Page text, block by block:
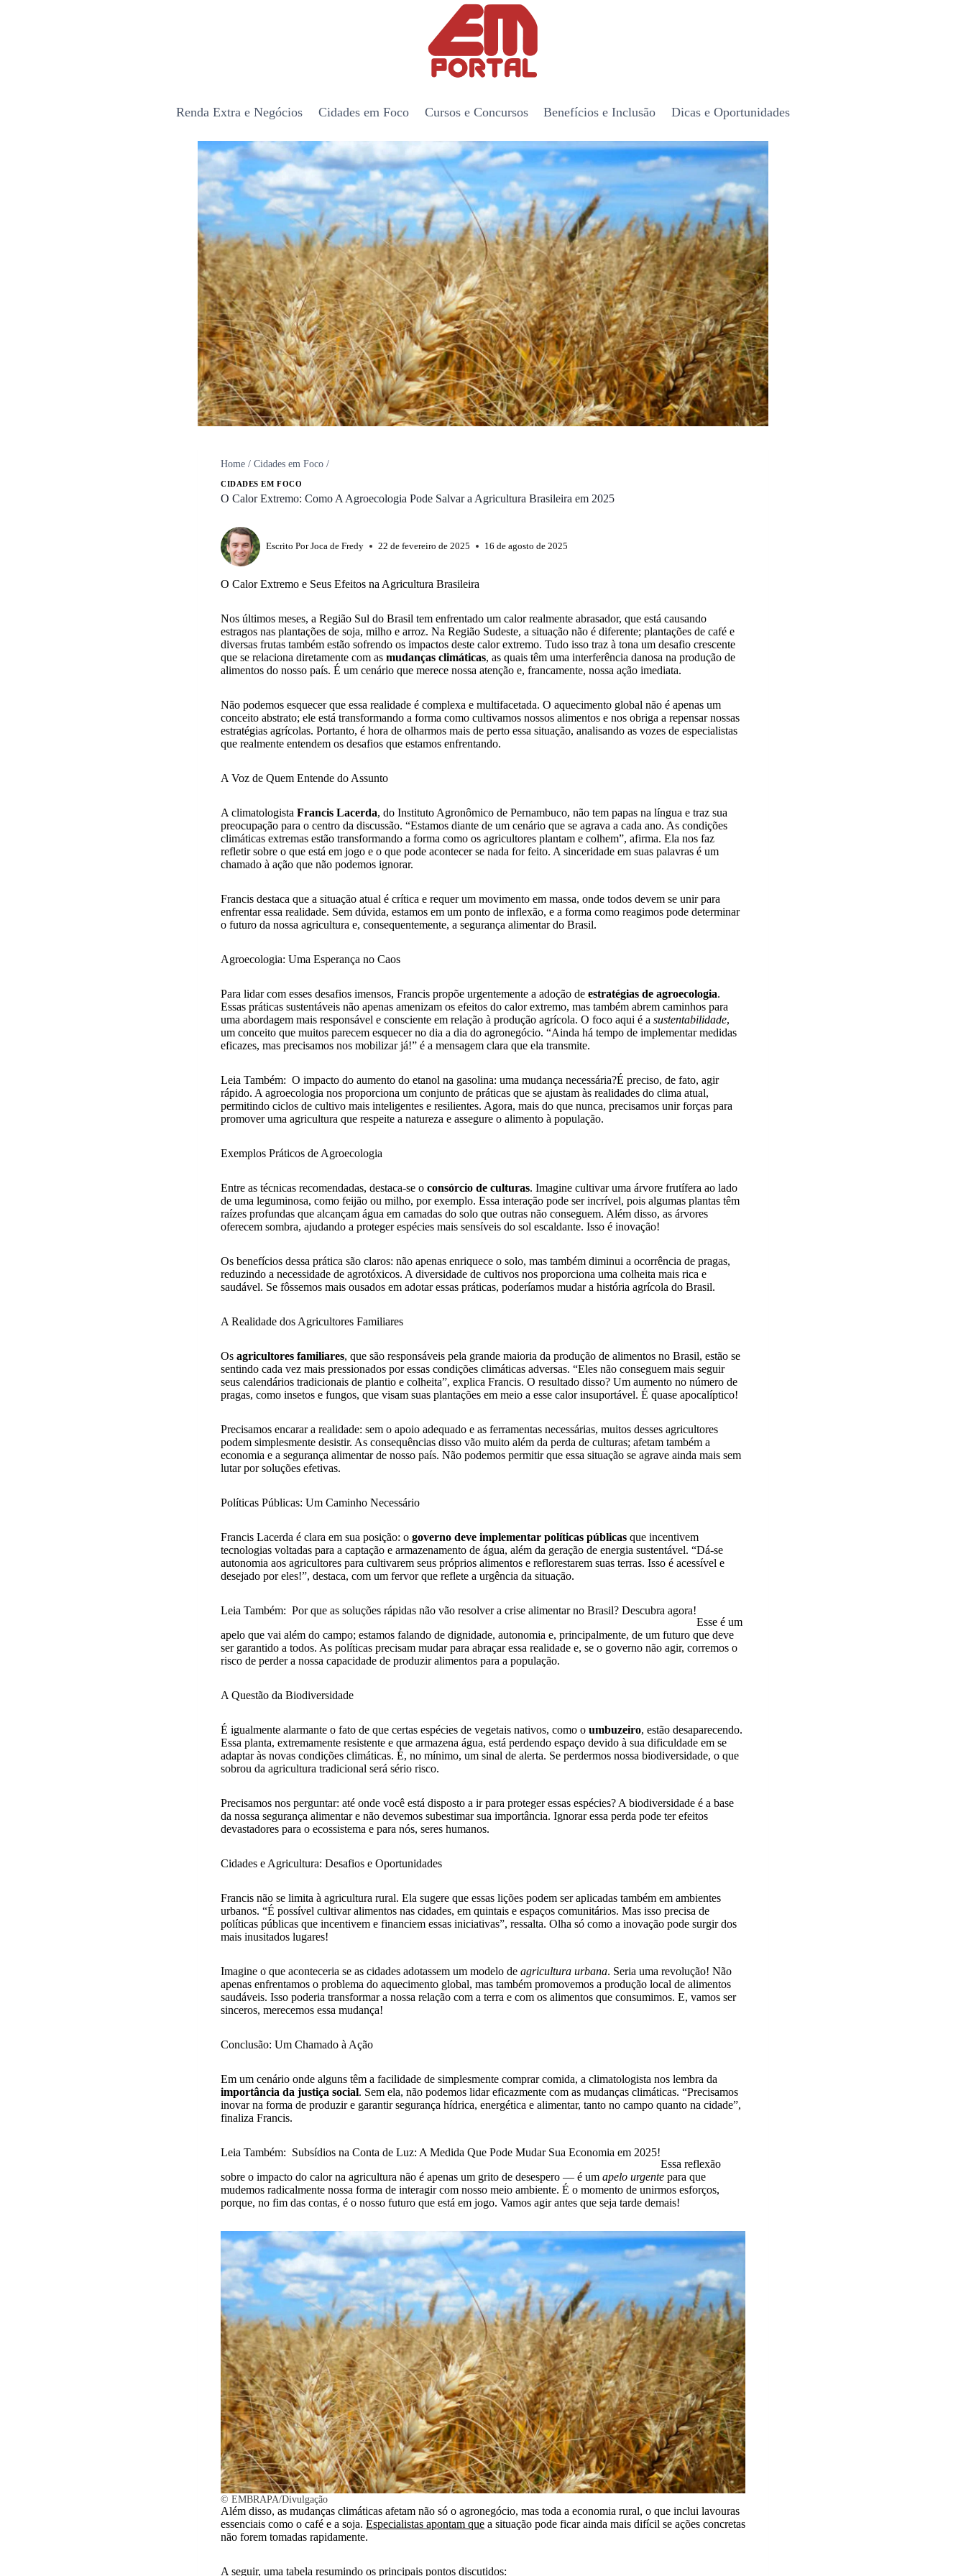
Renda Extra e Negócios Cidades em Foco Cursos e Concursos Benefícios e Inclusão Dicas e Oportunidades
Home / Cidades em Foco /
CIDADES EM FOCO
O Calor Extremo: Como A Agroecologia Pode Salvar a Agricultura Brasileira em 2025
Escrito Por Joca de Fredy 22 de fevereiro de 2025 16 de agosto de 2025
O Calor Extremo e Seus Efeitos na Agricultura Brasileira
Nos últimos meses, a Região Sul do Brasil tem enfrentado um calor realmente abrasador, que está causando
estragos nas plantações de soja, milho e arroz. Na Região Sudeste, a situação não é diferente; plantações de café e
diversas frutas também estão sofrendo os impactos deste calor extremo. Tudo isso traz à tona um desafio crescente
que se relaciona diretamente com as mudanças climáticas, as quais têm uma interferência danosa na produção de
alimentos do nosso país. É um cenário que merece nossa atenção e, francamente, nossa ação imediata.
Não podemos esquecer que essa realidade é complexa e multifacetada. O aquecimento global não é apenas um
conceito abstrato; ele está transformando a forma como cultivamos nossos alimentos e nos obriga a repensar nossas
estratégias agrícolas. Portanto, é hora de olharmos mais de perto essa situação, analisando as vozes de especialistas
que realmente entendem os desafios que estamos enfrentando.
A Voz de Quem Entende do Assunto
A climatologista Francis Lacerda, do Instituto Agronômico de Pernambuco, não tem papas na língua e traz sua
preocupação para o centro da discussão. “Estamos diante de um cenário que se agrava a cada ano. As condições
climáticas extremas estão transformando a forma como os agricultores plantam e colhem”, afirma. Ela nos faz
refletir sobre o que está em jogo e o que pode acontecer se nada for feito. A sinceridade em suas palavras é um
chamado à ação que não podemos ignorar.
Francis destaca que a situação atual é crítica e requer um movimento em massa, onde todos devem se unir para
enfrentar essa realidade. Sem dúvida, estamos em um ponto de inflexão, e a forma como reagimos pode determinar
o futuro da nossa agricultura e, consequentemente, a segurança alimentar do Brasil.
Agroecologia: Uma Esperança no Caos
Para lidar com esses desafios imensos, Francis propõe urgentemente a adoção de estratégias de agroecologia.
Essas práticas sustentáveis não apenas amenizam os efeitos do calor extremo, mas também abrem caminhos para
uma abordagem mais responsável e consciente em relação à produção agrícola. O foco aqui é a sustentabilidade,
um conceito que muitos parecem esquecer no dia a dia do agronegócio. “Ainda há tempo de implementar medidas
eficazes, mas precisamos nos mobilizar já!” é a mensagem clara que ela transmite.
Leia Também: O impacto do aumento do etanol na gasolina: uma mudança necessária?É preciso, de fato, agir
rápido. A agroecologia nos proporciona um conjunto de práticas que se ajustam às realidades do clima atual,
permitindo ciclos de cultivo mais inteligentes e resilientes. Agora, mais do que nunca, precisamos unir forças para
promover uma agricultura que respeite a natureza e assegure o alimento à população.
Exemplos Práticos de Agroecologia
Entre as técnicas recomendadas, destaca-se o consórcio de culturas. Imagine cultivar uma árvore frutífera ao lado
de uma leguminosa, como feijão ou milho, por exemplo. Essa interação pode ser incrível, pois algumas plantas têm
raízes profundas que alcançam água em camadas do solo que outras não conseguem. Além disso, as árvores
oferecem sombra, ajudando a proteger espécies mais sensíveis do sol escaldante. Isso é inovação!
Os benefícios dessa prática são claros: não apenas enriquece o solo, mas também diminui a ocorrência de pragas,
reduzindo a necessidade de agrotóxicos. A diversidade de cultivos nos proporciona uma colheita mais rica e
saudável. Se fôssemos mais ousados em adotar essas práticas, poderíamos mudar a história agrícola do Brasil.
A Realidade dos Agricultores Familiares
Os agricultores familiares, que são responsáveis pela grande maioria da produção de alimentos no Brasil, estão se
sentindo cada vez mais pressionados por essas condições climáticas adversas. “Eles não conseguem mais seguir
seus calendários tradicionais de plantio e colheita”, explica Francis. O resultado disso? Um aumento no número de
pragas, como insetos e fungos, que visam suas plantações em meio a esse calor insuportável. É quase apocalíptico!
Precisamos encarar a realidade: sem o apoio adequado e as ferramentas necessárias, muitos desses agricultores
podem simplesmente desistir. As consequências disso vão muito além da perda de culturas; afetam também a
economia e a segurança alimentar de nosso país. Não podemos permitir que essa situação se agrave ainda mais sem
lutar por soluções efetivas.
Políticas Públicas: Um Caminho Necessário
Francis Lacerda é clara em sua posição: o governo deve implementar políticas públicas que incentivem
tecnologias voltadas para a captação e armazenamento de água, além da geração de energia sustentável. “Dá-se
autonomia aos agricultores para cultivarem seus próprios alimentos e reflorestarem suas terras. Isso é acessível e
desejado por eles!”, destaca, com um fervor que reflete a urgência da situação.
Leia Também: Por que as soluções rápidas não vão resolver a crise alimentar no Brasil? Descubra agora!
Esse é um
apelo que vai além do campo; estamos falando de dignidade, autonomia e, principalmente, de um futuro que deve
ser garantido a todos. As políticas precisam mudar para abraçar essa realidade e, se o governo não agir, corremos o
risco de perder a nossa capacidade de produzir alimentos para a população.
A Questão da Biodiversidade
É igualmente alarmante o fato de que certas espécies de vegetais nativos, como o umbuzeiro, estão desaparecendo.
Essa planta, extremamente resistente e que armazena água, está perdendo espaço devido à sua dificuldade em se
adaptar às novas condições climáticas. É, no mínimo, um sinal de alerta. Se perdermos nossa biodiversidade, o que
sobrou da agricultura tradicional será sério risco.
Precisamos nos perguntar: até onde você está disposto a ir para proteger essas espécies? A biodiversidade é a base
da nossa segurança alimentar e não devemos subestimar sua importância. Ignorar essa perda pode ter efeitos
devastadores para o ecossistema e para nós, seres humanos.
Cidades e Agricultura: Desafios e Oportunidades
Francis não se limita à agricultura rural. Ela sugere que essas lições podem ser aplicadas também em ambientes
urbanos. “É possível cultivar alimentos nas cidades, em quintais e espaços comunitários. Mas isso precisa de
políticas públicas que incentivem e financiem essas iniciativas”, ressalta. Olha só como a inovação pode surgir dos
mais inusitados lugares!
Imagine o que aconteceria se as cidades adotassem um modelo de agricultura urbana. Seria uma revolução! Não
apenas enfrentamos o problema do aquecimento global, mas também promovemos a produção local de alimentos
saudáveis. Isso poderia transformar a nossa relação com a terra e com os alimentos que consumimos. E, vamos ser
sinceros, merecemos essa mudança!
Conclusão: Um Chamado à Ação
Em um cenário onde alguns têm a facilidade de simplesmente comprar comida, a climatologista nos lembra da
importância da justiça social. Sem ela, não podemos lidar eficazmente com as mudanças climáticas. “Precisamos
inovar na forma de produzir e garantir segurança hídrica, energética e alimentar, tanto no campo quanto na cidade”,
finaliza Francis.
Leia Também: Subsídios na Conta de Luz: A Medida Que Pode Mudar Sua Economia em 2025!
Essa reflexão
sobre o impacto do calor na agricultura não é apenas um grito de desespero — é um apelo urgente para que
mudemos radicalmente nossa forma de interagir com nosso meio ambiente. É o momento de unirmos esforços,
porque, no fim das contas, é o nosso futuro que está em jogo. Vamos agir antes que seja tarde demais!
© EMBRAPA/Divulgação
Além disso, as mudanças climáticas afetam não só o agronegócio, mas toda a economia rural, o que inclui lavouras
essenciais como o café e a soja. Especialistas apontam que a situação pode ficar ainda mais difícil se ações concretas
não forem tomadas rapidamente.
A seguir, uma tabela resumindo os principais pontos discutidos: